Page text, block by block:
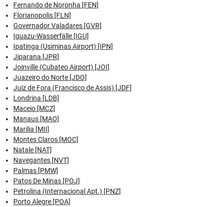
Fernando de Noronha [FEN]
Florianopolis [FLN]
Governador Valadares [GVR]
Iguazu-Wasserfälle [IGU]
Ipatinga (Usiminas Airport) [IPN]
Jiparana [JPR]
Joinville (Cubateo Airport) [JOI]
Juazeiro do Norte [JDO]
Juiz de Fora (Francisco de Assis) [JDF]
Londrina [LDB]
Maceio [MCZ]
Manaus [MAO]
Marilia [MII]
Montes Claros [MOC]
Natale [NAT]
Navegantes [NVT]
Palmas [PMW]
Patos De Minas [POJ]
Petrolina (Internacional Apt.) [PNZ]
Porto Alegre [POA]